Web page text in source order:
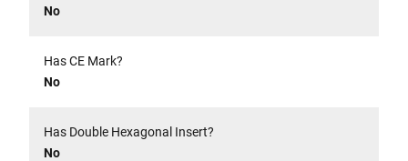
No
Has CE Mark?
No
Has Double Hexagonal Insert?
No